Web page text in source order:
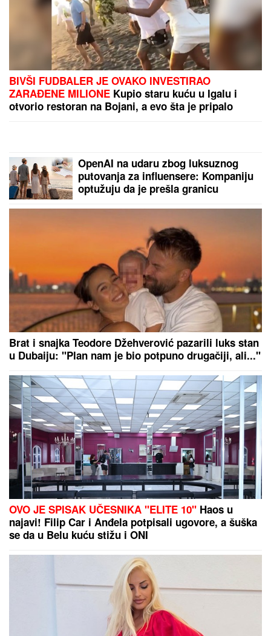
"UZNEMIREN SAM, BRAT MI JE
OKRUŽEN POŽARIMA"Darko
Tanasijević očajan zbog loše
situacije u Deliblatskoj peščari: "SVI
SU EVAKUISANI", otkrio koje
informacije ima
"RAZOČARALA SAM SE, MNOGI SU NESTALI
NAKON SAŠINE SMRTI"Suzana Jovanović otkrila